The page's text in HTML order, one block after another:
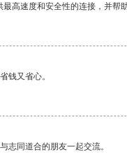
高速度和安全性的连接，并帮
钱又省心。
志同道合的朋友一起交流。